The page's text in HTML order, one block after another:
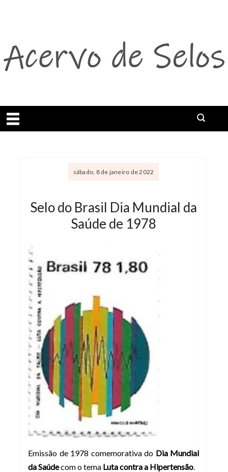
Abrir menu
sábado, 8 de janeiro de 2022
Selo do Brasil Dia Mundial da
Saúde de 1978
Emissão de 1978 comemorativa do Dia Mundial
da Saúdecom o tema Luta contra a Hipertensão.